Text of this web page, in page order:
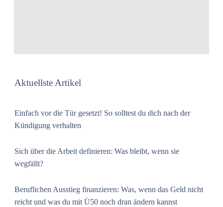
Aktuellste Artikel
Einfach vor die Tür gesetzt! So solltest du dich nach der
Kündigung verhalten
Sich über die Arbeit definieren: Was bleibt, wenn sie
wegfällt?
Beruflichen Ausstieg finanzieren: Was, wenn das Geld nicht
reicht und was du mit Ü50 noch dran ändern kannst